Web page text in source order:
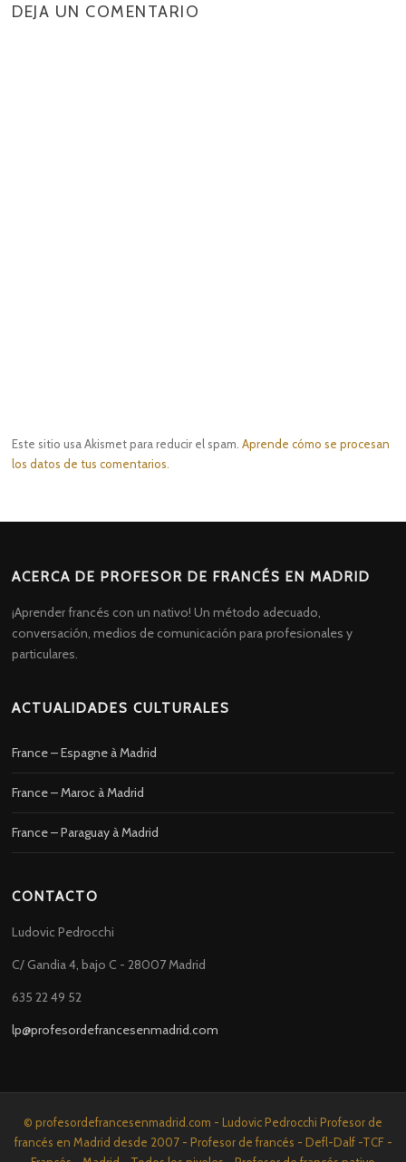
DEJA UN COMENTARIO
Este sitio usa Akismet para reducir el spam.Aprende cómo se procesan
los datos de tus comentarios.
ACERCA DE PROFESOR DE FRANCÉS EN MADRID
¡Aprender francés con un nativo! Un método adecuado,
conversación, medios de comunicación para profesionales y
particulares.
ACTUALIDADES CULTURALES
France – Espagne à Madrid
France – Maroc à Madrid
France – Paraguay à Madrid
CONTACTO
Ludovic Pedrocchi
C/ Gandia 4, bajo C - 28007 Madrid
635 22 49 52
lp@profesordefrancesenmadrid.com
© profesordefrancesenmadrid.com - Ludovic Pedrocchi Profesor de
francés en Madrid desde 2007 - Profesor de francés - Defl-Dalf -TCF -